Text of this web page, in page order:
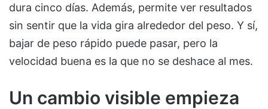
dura cinco días. Además, permite ver resultados
sin sentir que la vida gira alrededor del peso. Y sí,
bajar de peso rápido puede pasar, pero la
velocidad buena es la que no se deshace al mes.
Un cambio visible empieza